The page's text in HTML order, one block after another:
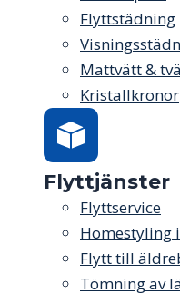
Flyttstädning
Mattvätt &
Kristallkronor
Flyttjänster
Flyttservice
Homestyling
Flytt till
Tömning av